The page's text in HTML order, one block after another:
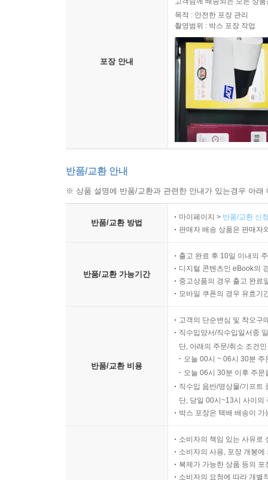
포장 안내
목적 : 안전한 포장 관리
촬영범위 : 박스 포장 작업
반품/교환 안내
※ 상품 설명에 반품/교환과 관련한 안내가 있는경우 아
반품/교환 방법
마이페이지 > 반품/교환 신
판매자 배송 상품은 판매자
반품/교환 가능기간
출고 완료 후 10일 이내의
디지털 콘텐츠인 eBook의
중고상품의 경우 출고 완료
모바일 쿠폰의 경우 유효기
반품/교환 비용
고객의 단순변심 및 착오구
직수입양서/직수입일서중
단, 아래의 주문/취소 조건
오늘 00시 ~ 06시 30분
오늘 06시 30분 이후 주
직수입 음반/영상물/기프트
단, 당일 00시~13시 사이의
박스 포장은 택배 배송이
소비자의 책임 있는 사유로
소비자의 사용, 포장 개봉
복제가 가능한 상품 등의
소비자의 요청에 따라 개별